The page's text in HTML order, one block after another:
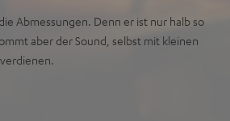
Abmessungen. Denn er ist nur halb so
aber der Sound, selbst mit kleinen